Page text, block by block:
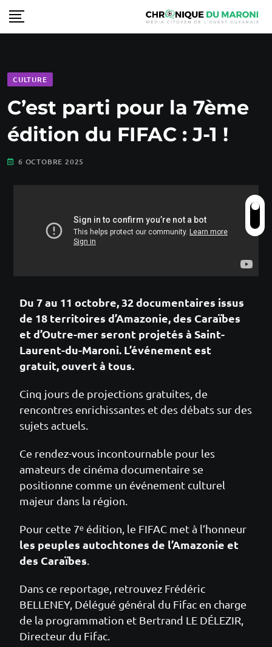
CULTURE
C’est parti pour la 7ème
édition du FIFAC : J-1 !
6 OCTOBRE 2025
Du 7 au 11 octobre, 32 documentaires issus
de 18 territoires d’Amazonie, des Caraïbes
et d’Outre-mer seront projetés à Saint-
Laurent-du-Maroni. L’événement est
gratuit, ouvert à tous.
Cinq jours de projections gratuites, de
rencontres enrichissantes et des débats sur des
sujets actuels.
Ce rendez-vous incontournable pour les
amateurs de cinéma documentaire se
positionne comme un événement culturel
majeur dans la région.
Pour cette 7ᵉ édition, le FIFAC met à l’honneur
les peuples autochtones de l’Amazonie et
des Caraïbes
Dans ce reportage, retrouvez Frédéric
BELLENEY, Délégué général du Fifac en charge
de la programmation et Bertrand LE DÉLEZIR,
Directeur du Fifac.